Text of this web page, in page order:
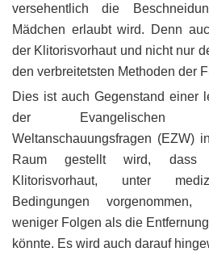
versehentlich die
Mädchen erlaubt wird. Denn
der Klitorisvorhaut und nicht nur
den verbreitetsten Methoden der
Dies ist auch Gegenstand einer
der Evangelischen
Weltanschauungsfragen (EZW)
Raum gestellt wird, dass
Klitorisvorhaut, unter
Bedingungen vorgenommen,
weniger Folgen als die
könnte. Es wird auch darauf